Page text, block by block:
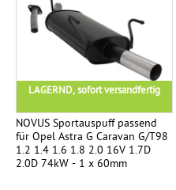
LAGERND, sofort versandfertig
NOVUS Sportauspuff passend
für Opel Astra G Caravan G/T98
1.2 1.4 1.6 1.8 2.0 16V 1.7D
2.0D 74kW - 1 x 60mm